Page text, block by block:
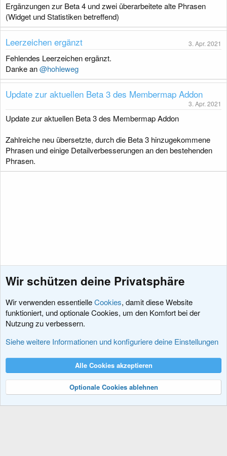
o
n
e
n
:
Ergänzungen zur Beta 4 und zwei überarbeitete alte Phrasen
(Widget und Statistiken betreffend)
Leerzeichen ergänzt 3. Apr. 2021
Fehlendes Leerzeichen ergänzt.
Danke an@hohleweg
Update zur aktuellen Beta 3 des Membermap Addon
3. Apr. 2021
Update zur aktuellen Beta 3 des Membermap Addon
Zahlreiche neu übersetzte, durch die Beta 3 hinzugekommene
Phrasen und einige Detailverbesserungen an den bestehenden
Phrasen.
Erweiterungen
Nutzungsbedingungen Datenschutz
R
Community platform by XenForo® © 2010-2024 XenForo Ltd.
Wir schützen deine Privatsphäre
Wir verwenden essentielleCookies, damit diese Website
funktioniert, und optionale Cookies, um den Komfort bei der
Nutzung zu verbessern.
Siehe weitere Informationen und konfiguriere deine Einstellungen
Alle Cookies akzeptieren
Optionale Cookies ablehnen